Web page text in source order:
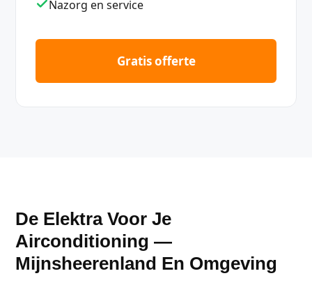
Nazorg en service
Gratis offerte
De Elektra Voor Je
Airconditioning —
Mijnsheerenland En Omgeving